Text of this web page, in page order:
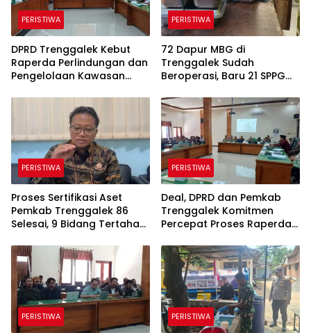
PERISTIWA
DPRD Trenggalek Kebut
Raperda Perlindungan dan
Pengelolaan Kawasan
PERISTIWA
72 Dapur MBG di
Trenggalek Sudah
Beroperasi, Baru 21 SPPG
Komunikasi Jadi
Tantangan
PERISTIWA
Proses Sertifikasi Aset
Pemkab Trenggalek 86
Selesai, 9 Bidang Tertahan
PERISTIWA
Deal, DPRD dan Pemkab
Trenggalek Komitmen
Percepat Proses Raperda
PERISTIWA PERISTIWA